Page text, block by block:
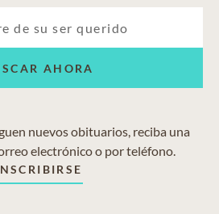
AHORA
nuevos obituarios, reciba una
electrónico o por teléfono.